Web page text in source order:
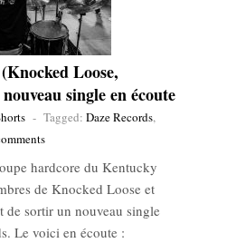
Loose,
single en écoute
- Tagged: Daze Records,
hardcore du Kentucky
de Knocked Loose et
sortir un nouveau single
Le voici en écoute :